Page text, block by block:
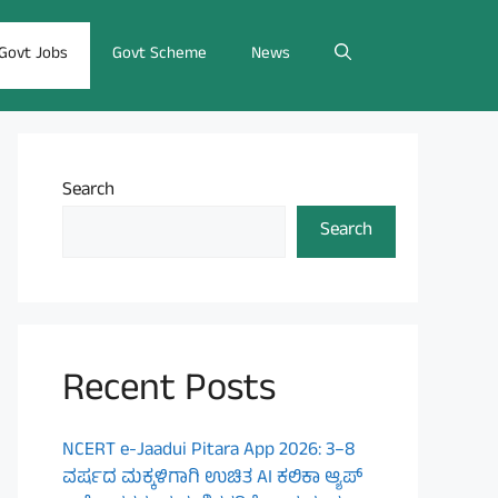
Jobs Govt Scheme News
Search
Search
Recent Posts
NCERT e-Jaadui Pitara App 2026: 3–8
ವರ್ಷದ ಮಕ್ಕಳಿಗಾಗಿ ಉಚಿತ AI ಕಲಿಕಾ ಆ್ಯಪ್